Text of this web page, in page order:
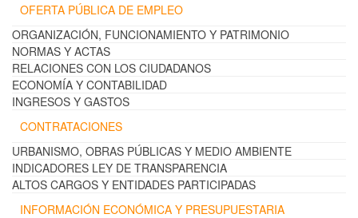
OFERTA PÚBLICA DE EMPLEO
ORGANIZACIÓN, FUNCIONAMIENTO Y PATRIMONIO
NORMAS Y ACTAS
RELACIONES CON LOS CIUDADANOS
ECONOMÍA Y CONTABILIDAD
INGRESOS Y GASTOS
CONTRATACIONES
URBANISMO, OBRAS PÚBLICAS Y MEDIO AMBIENTE
INDICADORES LEY DE TRANSPARENCIA
ALTOS CARGOS Y ENTIDADES PARTICIPADAS
INFORMACIÓN ECONÓMICA Y PRESUPUESTARIA